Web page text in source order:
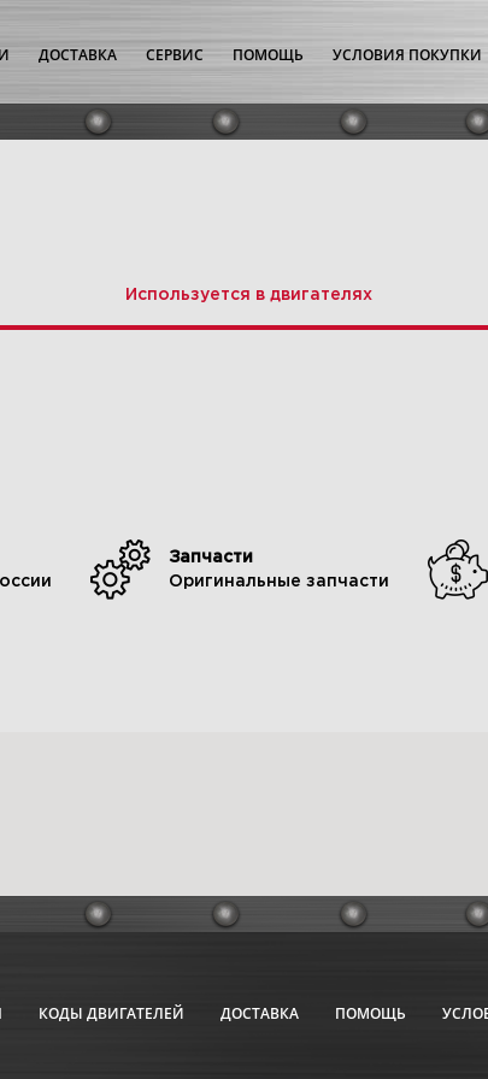
ДОСТАВКА СЕРВИС ПОМОЩЬ УСЛОВИЯ ПОКУПКИ
Используется в двигателях
Запчасти
Оригинальные запчасти
КОДЫ ДВИГАТЕЛЕЙ ДОСТАВКА ПОМОЩЬ